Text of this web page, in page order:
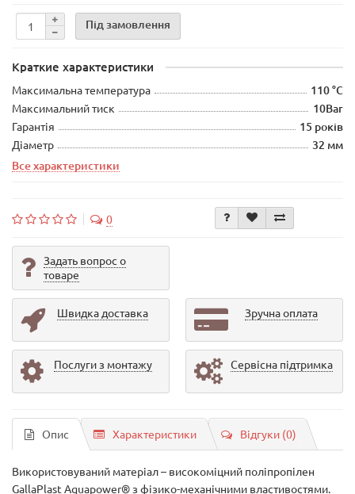
Під замовлення
Краткие характеристики
Максимальна температура 110 °C
Максимальний тиск 10Bar
Гарантія 15 років
Діаметр
32 мм
Все характеристики
0
Задать вопрос о
товаре
Швидка доставка Зручна оплата
Послуги з монтажу Сервісна підтримка
Опис Характеристики Відгуки (0)
Використовуваний матеріал – високоміцний поліпропілен
GallaPlast Aquapower® з фізико-механічними властивостями.